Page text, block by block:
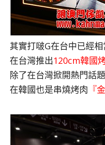
其實打啵G在台中已經
在台灣推出120cm韓國
除了在台灣掀開熱門話
在韓國也是串燒烤肉 『